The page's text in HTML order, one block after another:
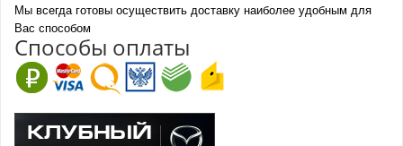
100% возврат
стоимости
в случае
Мы всегда готовы осуществить доставку наиболее удобным для
Вас способом
Способы оплаты